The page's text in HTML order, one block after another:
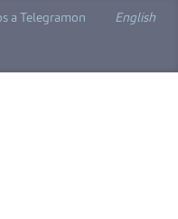
a Telegramon English